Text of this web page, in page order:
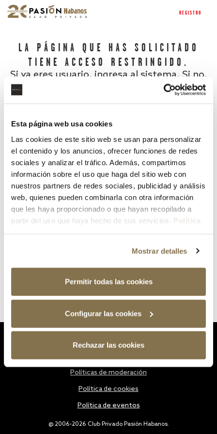
Esta página web usa cookies
Las cookies de este sitio web se usan para personalizar
el contenido y los anuncios, ofrecer funciones de redes
sociales y analizar el tráfico. Además, compartimos
información sobre el uso que haga del sitio web con
nuestros partners de redes sociales, publicidad y análisis
web, quienes pueden combinarla con otra información
que les haya proporcionado o que hayan recopilado a
partir del uso que haya hecho de sus servicios. Política
Mostrar detalles
Permitir todas las cookies
Configurar las cookies
Rechazar las cookies
REGISTRO
LA PÁGINA QUE HAS SOLICITADO
TIENE ACCESO RESTRINGIDO.
Si ya eres usuario, ingresa al sistema. Si no,
¿Has olvidado tu contraseña?
@ 2006-2026 Club Privado Pasión Habanos.
Políticas de moderación
Política de cookies
Política de eventos